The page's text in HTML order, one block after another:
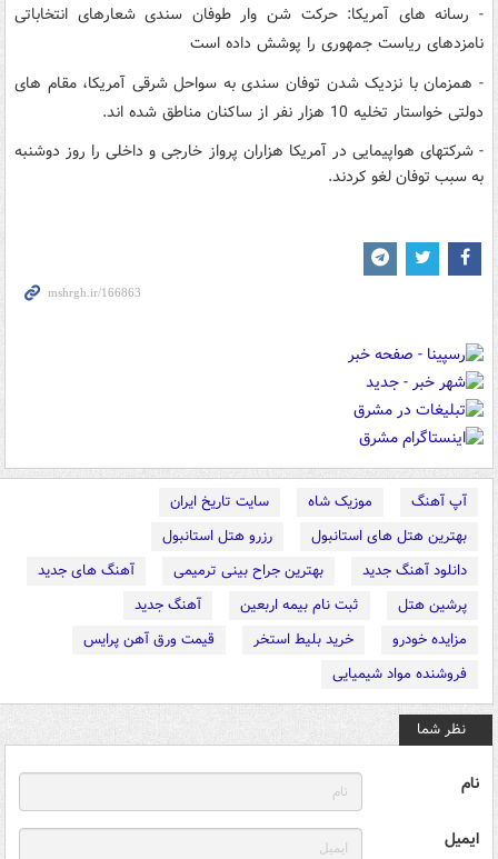
- رسانه های آمریکا: حرکت شن وار طوفان سندی شعارهای انتخاباتی
نامزدهای ریاست جمهوری را پوشش داده است
- همزمان با نزدیک شدن توفان سندی به سواحل شرقی آمریکا، مقام های
دولتی خواستار تخلیه 10 هزار نفر از ساکنان مناطق شده اند.
- شرکتهای هواپیمایی در آمریکا هزاران پرواز خارجی و داخلی را روز دوشنبه
به سبب توفان لغو کردند.
آپ آهنگ موزیک شاه
سایت تاریخ ایران
بهترین هتل های استانبول
رزرو هتل استانبول
دانلود آهنگ جدید
بهترین جراح بینی ترمیمی
آهنگ های جدید
پرشین هتل
ثبت نام بیمه اربعین
آهنگ جدید
مزایده خودرو
خرید بلیط استخر
قیمت ورق آهن پرایس
فروشنده مواد شیمیایی
نظر شما
نام
ایمیل